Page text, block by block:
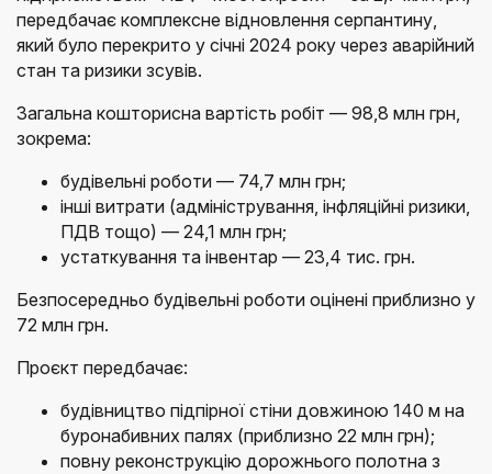
передбачає комплексне відновлення серпантину,
який було перекрито у січні 2024 року через аварійний
стан та ризики зсувів.
Загальна кошторисна вартість робіт — 98,8 млн грн,
зокрема:
будівельні роботи — 74,7 млн грн;
інші витрати (адміністрування, інфляційні ризики,
ПДВ тощо) — 24,1 млн грн;
устаткування та інвентар — 23,4 тис. грн.
Безпосередньо будівельні роботи оцінені приблизно у
72 млн грн.
Проєкт передбачає:
будівництво підпірної стіни довжиною 140 м на
буронабивних палях (приблизно 22 млн грн);
повну реконструкцію дорожнього полотна з